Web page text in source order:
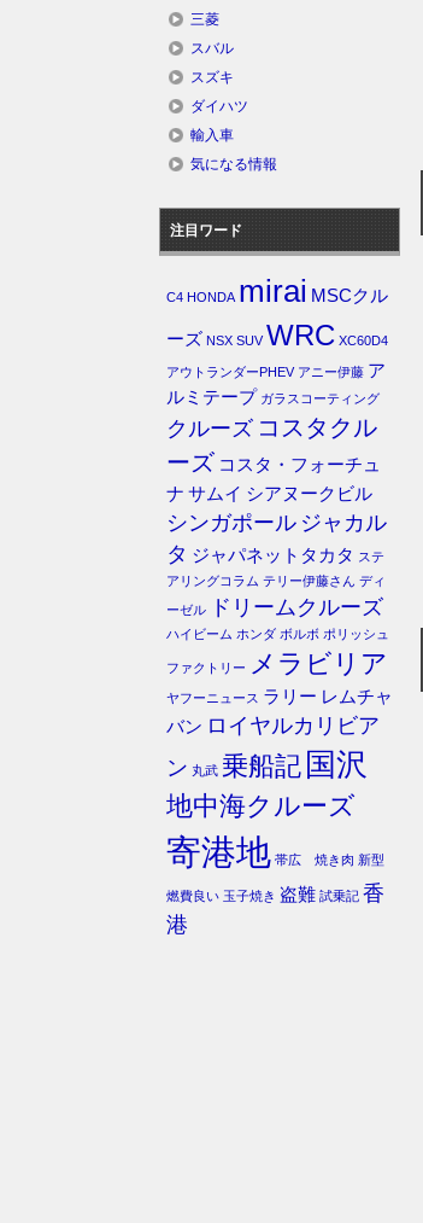
三菱
スバル
スズキ
ダイハツ
輸入車
気になる情報
注目ワード
C4 HONDA mirai MSCクル
ーズ NSX SUV WRC XC60D4
アウトランダーPHEV アニー伊藤 ア
ルミテープ ガラスコーティング
クルーズ コスタクル
ーズ コスタ・フォーチュ
ナ サムイ シアヌークビル
シンガポール ジャカル
タ ジャパネットタカタ ステ
アリングコラム テリー伊藤さん ディ
ーゼル
ドリームクルーズ
ハイビーム ホンダ ボルボ ポリッシュ
ファクトリー メラビリア
ヤフーニュース ラリー レムチャ
バン ロイヤルカリビア
ン 丸武 乗船記 国沢
地中海クルーズ
寄港地 帯広 焼き肉 新型
燃費良い 玉子焼き 盗難 試乗記 香
港